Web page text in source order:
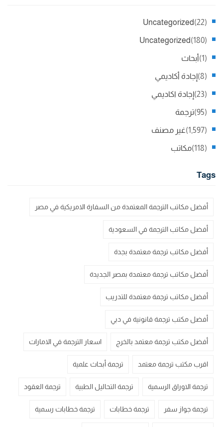
Uncategorized (22)
Uncategorized (180)
أبحاث (1)
إجادة أكاديمي (8)
إجادة اكاديمي (23)
ترجمة (95)
غير مصنف (1,597)
مكاتب (118)
Tags
أفضل مكاتب الترجمة المعتمدة من السفارة الامريكية في مصر
أفضل مكاتب الترجمة في السعودية
أفضل مكاتب ترجمة معتمدة بجدة
أفضل مكاتب ترجمة معتمدة بمصر الجديدة
أفضل مكاتب ترجمة معتمدة للتدريب
أفضل مكتب ترجمة قانونية في دبي
أفضل مكتب ترجمة معتمد بالخرج اسعار الترجمة في الامارات
اقرب مكتب ترجمة معتمد ترجمة أبحاث علمية
ترجمة الاوراق الرسمية ترجمة التحاليل الطبية ترجمة العقود
ترجمة جواز سفر ترجمة خطابات ترجمة خطابات رسمية